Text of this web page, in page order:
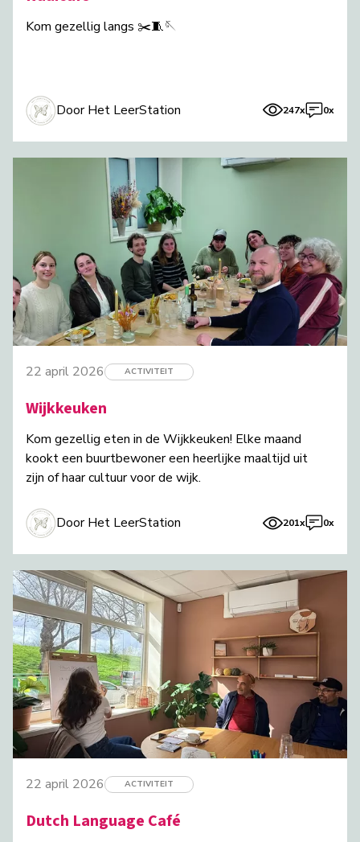
Kom gezellig langs ✂️🧵🪡
Door Het LeerStation 247x 0x
22 april 2026 ACTIVITEIT
Wijkkeuken
Kom gezellig eten in de Wijkkeuken! Elke maand
kookt een buurtbewoner een heerlijke maaltijd uit
zijn of haar cultuur voor de wijk.
Door Het LeerStation 201x 0x
22 april 2026 ACTIVITEIT
Dutch Language Café